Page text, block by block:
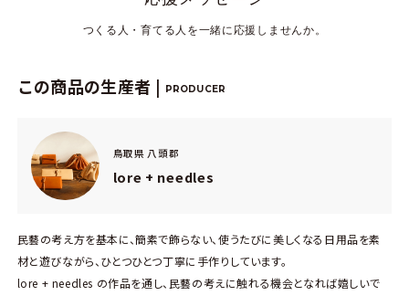
つくる人・育てる人を一緒に応援しませんか。
この商品の生産者 | PRODUCER
鳥取県 八頭郡
lore + needles
民藝の考え方を基本に、簡素で飾らない、使うたびに美しくなる日用品を素
材と遊びながら、ひとつひとつ丁寧に手作りしています。
lore + needles の作品を通し、民藝の考えに触れる機会となれば嬉しいで